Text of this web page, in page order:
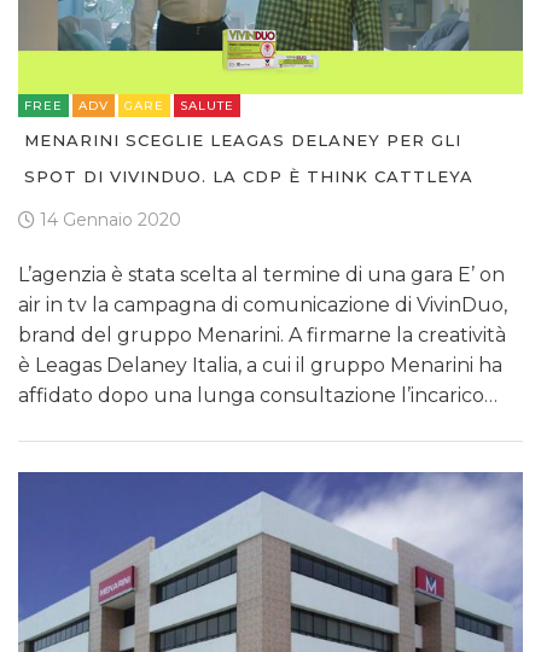
FREE ADV GARE SALUTE
MENARINI SCEGLIE LEAGAS DELANEY PER GLI
SPOT DI VIVINDUO. LA CDP È THINK CATTLEYA
14 Gennaio 2020
L’agenzia è stata scelta al termine di una gara E’ on
air in tv la campagna di comunicazione di VivinDuo,
brand del gruppo Menarini. A firmarne la creatività
è Leagas Delaney Italia, a cui il gruppo Menarini ha
affidato dopo una lunga consultazione l’incarico…